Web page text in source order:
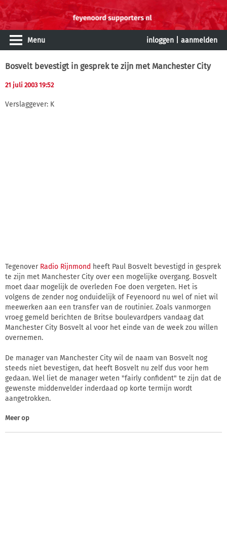
Menu inloggen aanmelden
Bosvelt bevestigt in gesprek te zijn met Manchester City
21 juli 2003 19:52
Verslaggever: K
Tegenover Radio Rijnmond heeft Paul Bosvelt bevestigd in gesprek
te zijn met Manchester City over een mogelijke overgang. Bosvelt
moet daar mogelijk de overleden Foe doen vergeten. Het is
volgens de zender nog onduidelijk of Feyenoord nu wel of niet wil
meewerken aan een transfer van de routinier. Zoals vanmorgen
vroeg gemeld berichten de Britse boulevardpers vandaag dat
Manchester City Bosvelt al voor het einde van de week zou willen
overnemen.
De manager van Manchester City wil de naam van Bosvelt nog
steeds niet bevestigen, dat heeft Bosvelt nu zelf dus voor hem
gedaan. Wel liet de manager weten "fairly confident" te zijn dat de
gewenste middenvelder inderdaad op korte termijn wordt
aangetrokken.
Meer op